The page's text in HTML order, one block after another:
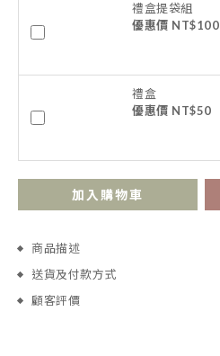
禮盒提袋組
優惠價 NT$100
禮盒
優惠價 NT$50
加入購物車
商品描述
送貨及付款方式
顧客評價